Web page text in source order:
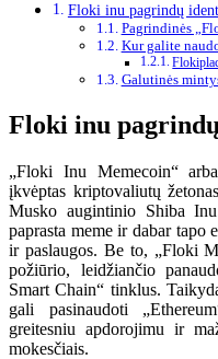
Floki inu pagrindų
Pagrindinės
Kur galite
Galutinės
Floki inu
„Floki Inu Memecoin“
įkvėptas kriptovaliutų
Musko augintinio Shiba
paprasta meme ir dabar tapo
ir paslaugos. Be to, „Floki
požiūrio, leidžiančio
Smart Chain“ tinklus.
gali pasinaudoti
greitesniu apdorojimu ir
mokesčiais.